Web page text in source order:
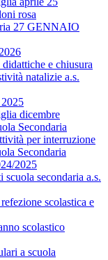
rosa
27 GENNAIO
e chiusura
natalizie a.s.
dicembre
Secondaria
per interruzione
Secondaria
2025
secondaria a.s.
scolastica e
scolastico
a scuola